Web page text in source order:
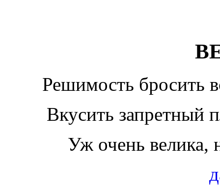
Решимость бросить
Вкусить запретный
Уж очень велика,